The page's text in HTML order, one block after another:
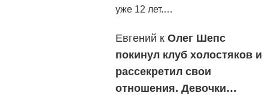
уже 12 лет.…
Евгений к Олег Шепс
покинул клуб холостяков и
рассекретил свои
отношения. Девочки…